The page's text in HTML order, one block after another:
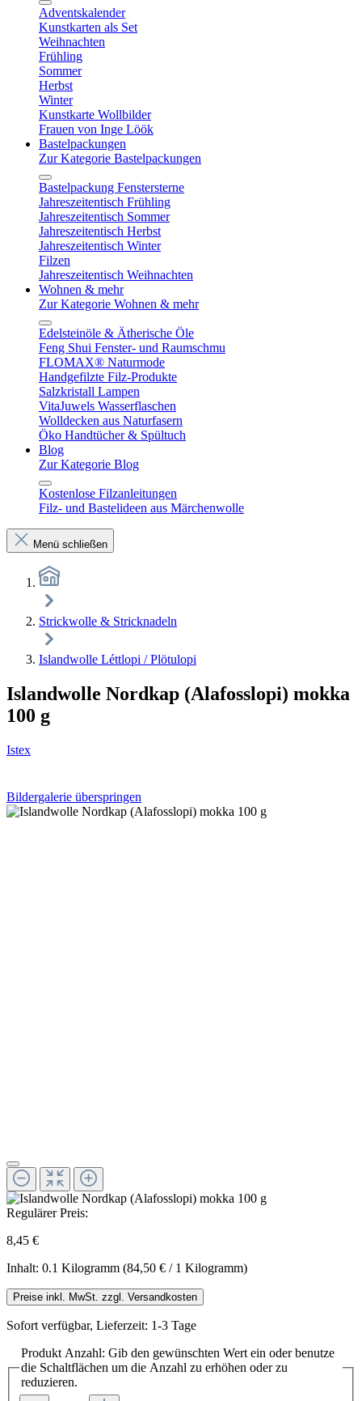
Adventskalender
Kunstkarten als Set
Weihnachten
Frühling
Sommer
Herbst
Winter
Kunstkarte Wollbilder
Frauen von Inge Löök
Bastelpackungen
Zur Kategorie Bastelpackungen
Bastelpackung Fenstersterne
Jahreszeitentisch Frühling
Jahreszeitentisch Sommer
Jahreszeitentisch Herbst
Jahreszeitentisch Winter
Filzen
Jahreszeitentisch Weihnachten
Wohnen & mehr
Zur Kategorie Wohnen & mehr
Edelsteinöle & Ätherische Öle
Feng Shui Fenster- und Raumschmu
FLOMAX® Naturmode
Handgefilzte Filz-Produkte
Salzkristall Lampen
VitaJuwels Wasserflaschen
Wolldecken aus Naturfasern
Öko Handtücher & Spültuch
Blog
Zur Kategorie Blog
Kostenlose Filzanleitungen
Filz- und Bastelideen aus Märchenwolle
Menü schließen
Strickwolle & Stricknadeln
Islandwolle Léttlopi / Plötulopi
Islandwolle Nordkap (Alafosslopi) mokka
100 g
Istex
Bildergalerie überspringen
Regulärer Preis:
8,45 €
Inhalt: 0.1 Kilogramm (84,50 € / 1 Kilogramm)
Preise inkl. MwSt. zzgl. Versandkosten
Sofort verfügbar, Lieferzeit: 1-3 Tage
Produkt Anzahl: Gib den gewünschten Wert ein oder benutze
die Schaltflächen um die Anzahl zu erhöhen oder zu
reduzieren.